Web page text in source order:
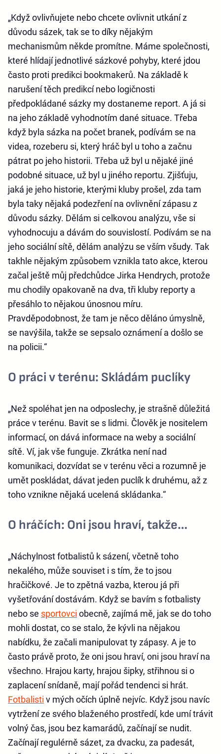
„Když ovlivňujete nebo chcete ovlivnit utkání z
důvodu sázek, tak se to díky nějakým
mechanismům někde promítne. Máme společnosti,
které hlídají jednotlivé sázkové pohyby, které jdou
často proti predikci bookmakerů. Na základě k
narušení těch predikcí nebo logičnosti
předpokládané sázky my dostaneme report. A já si
na jeho základě vyhodnotím dané situace. Třeba
když byla sázka na počet branek, podívám se na
videa, rozeberu si, který hráč byl u toho a začnu
pátrat po jeho historii. Třeba už byl u nějaké jiné
podobné situace, už byl u jiného reportu. Zjišťuju,
jaká je jeho historie, kterými kluby prošel, zda tam
byla taky nějaká podezření na ovlivnění zápasu z
důvodu sázky. Dělám si celkovou analýzu, vše si
vyhodnocuju a dávám do souvislostí. Podívám se na
jeho sociální sítě, dělám analýzu se vším všudy. Tak
takhle nějakým způsobem vznikla tato akce, kterou
začal ještě můj předchůdce Jirka Hendrych, protože
mu chodily opakovaně na dva, tři kluby reporty a
přesáhlo to nějakou únosnou míru.
Pravděpodobnost, že tam je něco děláno úmyslně,
se navýšila, takže se sepsalo oznámení a došlo se
na policii.“
O práci v terénu: Skládám puclíky
„Než spoléhat jen na odposlechy, je strašně důležitá
práce v terénu. Bavit se s lidmi. Člověk je nositelem
informací, on dává informace na weby a sociální
sítě. Ví, jak vše funguje. Zkrátka není nad
komunikaci, dozvídat se v terénu věci a rozumně je
umět poskládat, dávat jeden puclík k druhému, až z
toho vznikne nějaká ucelená skládanka.“
O hráčích: Oni jsou hraví, takže…
„Náchylnost fotbalistů k sázení, včetně toho
nekalého, může souviset i s tím, že to jsou
hračičkové. Je to zpětná vazba, kterou já při
vyšetřování dostávám. Když se bavím s fotbalisty
nebo se sportovci obecně, zajímá mě, jak se do toho
mohli dostat, co se stalo, že kývli na nějakou
nabídku, že začali manipulovat ty zápasy. A je to
často právě proto, že oni jsou hraví, oni jsou hraví na
všechno. Hrajou karty, hrajou šipky, střihnou si o
zaplacení snídaně, mají pořád tendenci si hrát.
Fotbalisti v mých očích úplně nejvíc. Když jsou navíc
vytržení ze svého blaženého prostředí, kde umí trávit
volný čas, jsou bez kamarádů, začínají se nudit.
Začínají regulérně sázet, za dvacku, za padesát,